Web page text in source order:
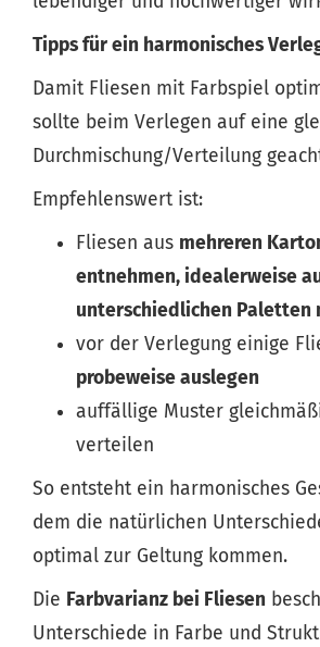
Tipps für ein harmonisches
Damit Fliesen mit Farbspiel
sollte beim Verlegen auf eine
Durchmischung/Verteilung
Empfehlenswert ist:
Fliesen aus mehreren
entnehmen, idealerweise
unterschiedlichen Paletten
vor der Verlegung einige
probeweise auslegen
auffällige Muster
verteilen
So entsteht ein harmonisches
dem die natürlichen
optimal zur Geltung kommen.
Die Farbvarianz bei Fliesen
Unterschiede in Farbe und